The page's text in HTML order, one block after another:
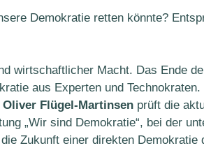
Demokratie retten könnte?
wirtschaftlicher Macht. Das Ende
aus Experten und Technokraten.
Oliver Flügel-Martinsen prüft die
„Wir sind Demokratie“, bei der
Zukunft einer direkten Demokratie